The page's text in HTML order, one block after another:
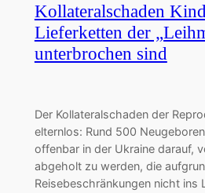
Kollateralschaden
Lieferketten der
unterbrochen sind
Der Kollateralschaden der
elternlos: Rund 500
offenbar in der Ukraine darauf,
abgeholt zu werden, die
Reisebeschränkungen nicht ins